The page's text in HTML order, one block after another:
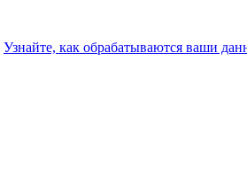
Узнайте, как обрабатываются ваши